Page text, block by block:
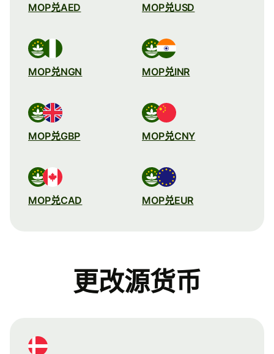
MOP兑AED MOP兑USD
MOP兑NGN MOP兑INR
MOP兑GBP MOP兑CNY
MOP兑CAD MOP兑EUR
更改源货币